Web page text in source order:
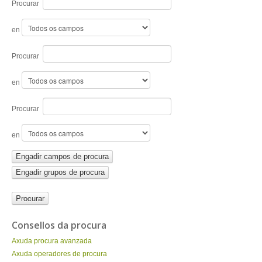
Procurar
en
Procurar
en
Procurar
en
Engadir campos de procura
Engadir grupos de procura
Consellos da procura
Axuda procura avanzada
Axuda operadores de procura